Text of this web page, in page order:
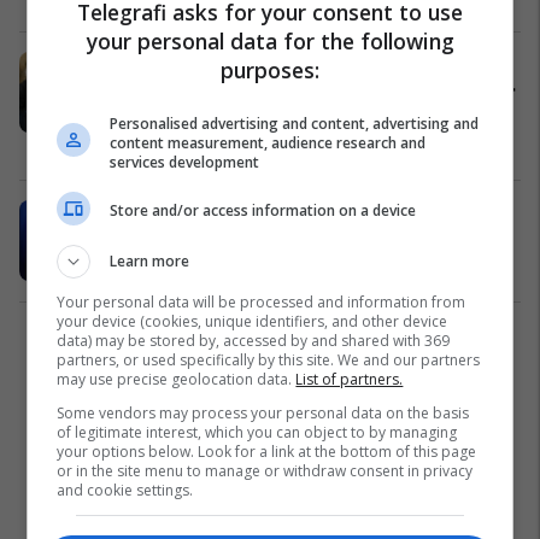
Haradinaj takoi Kurzin dhe
Markoviqin, u kërkoi mbështetje për
Kosovën
Politikë 25/10/2018
Nuk ka ndryshim të kufijve në
Kosovë
1
Telegrafi asks for your consent to use
your personal data for the following
purposes:
Personalised advertising and content, advertising and
content measurement, audience research and
services development
Store and/or access information on a device
Learn more
Your personal data will be processed and information from
your device (cookies, unique identifiers, and other device
data) may be stored by, accessed by and shared with 369
partners, or used specifically by this site. We and our partners
may use precise geolocation data. List of partners.
Some vendors may process your personal data on the basis
of legitimate interest, which you can object to by managing
your options below. Look for a link at the bottom of this page
or in the site menu to manage or withdraw consent in privacy
and cookie settings.